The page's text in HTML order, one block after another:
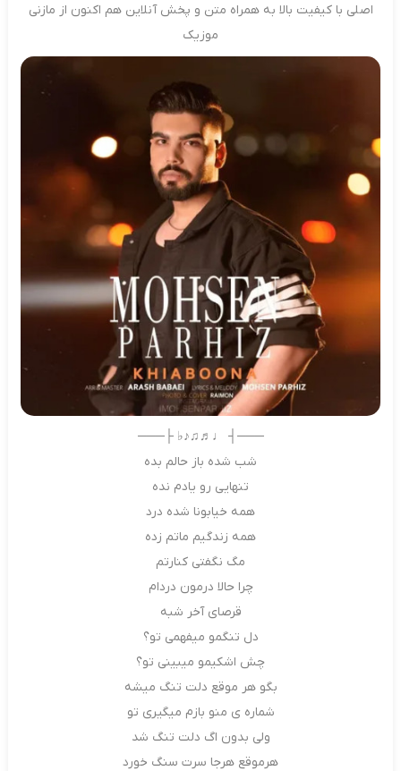
اصلی با کیفیت بالا به همراه متن و پخش آنلاین هم اکنون از مازنی
موزیک
───┤ ♩♬♫♪♭ ├───
شب شده باز حالم بده
تنهایی رو یادم نده
همه خیابونا شده درد
همه زندگیم ماتم زده
مگ نگفتی کنارتم
چرا حالا درمون دردام
قرصای آخر شبه
دل تنگمو میفهمی تو؟
چش اشکیمو میبینی تو؟
بگو هر موقع دلت تنگ میشه
شماره ی منو بازم میگیری تو
ولی بدون اگ دلت تنگ شد
هرموقع هرجا سرت سنگ خورد